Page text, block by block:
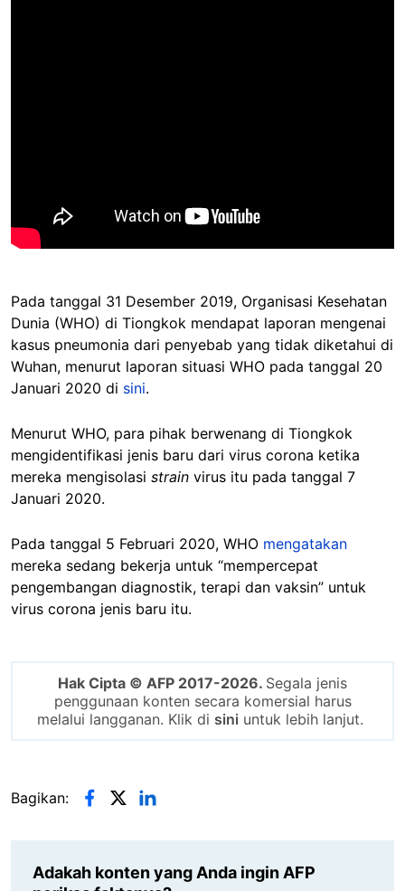
Pada tanggal 31 Desember 2019, Organisasi Kesehatan
Dunia (WHO) di Tiongkok mendapat laporan mengenai
kasus pneumonia dari penyebab yang tidak diketahui di
Wuhan, menurut laporan situasi WHO pada tanggal 20
Januari 2020 di sini.
Menurut WHO, para pihak berwenang di Tiongkok
mengidentifikasi jenis baru dari virus corona ketika
mereka mengisolasi strain virus itu pada tanggal 7
Januari 2020.
Pada tanggal 5 Februari 2020, WHO mengatakan
mereka sedang bekerja untuk “mempercepat
pengembangan diagnostik, terapi dan vaksin” untuk
virus corona jenis baru itu.
Hak Cipta © AFP 2017-2026. Segala jenis
penggunaan konten secara komersial harus
melalui langganan. Klik di sini untuk lebih lanjut.
Bagikan:
Adakah konten yang Anda ingin AFP